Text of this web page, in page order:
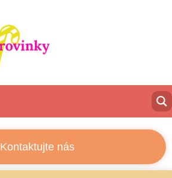
Kontaktujte nás